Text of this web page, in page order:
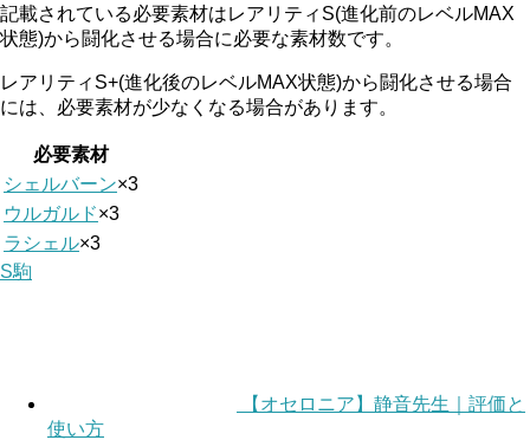
記載されている必要素材はレアリティS(進化前のレベルMAX
状態)から闘化させる場合に必要な素材数です。
レアリティS+(進化後のレベルMAX状態)から闘化させる場合
には、必要素材が少なくなる場合があります。
必要素材
シェルバーン×3
ウルガルド×3
ラシェル×3
S駒
【オセロニア】静音先生｜評価と
使い方